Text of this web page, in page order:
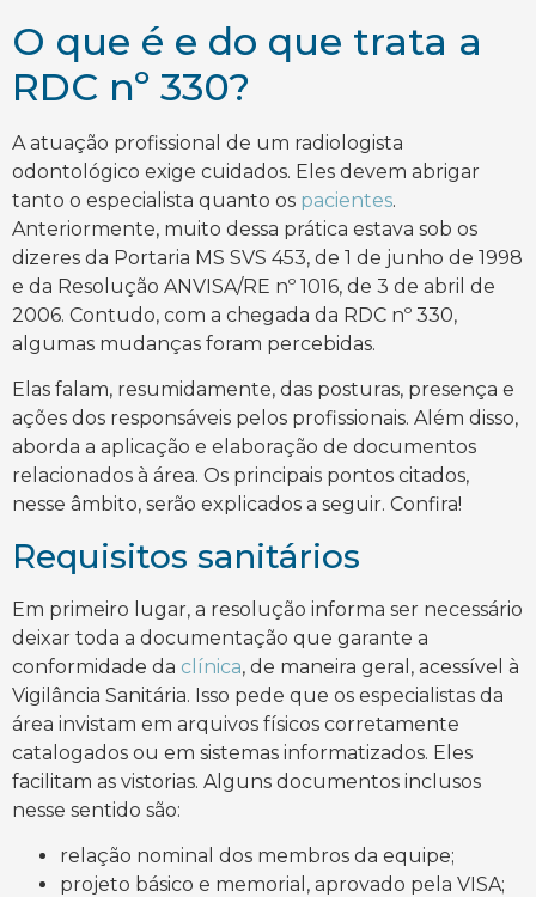
O que é e do que trata a
RDC nº 330?
A atuação profissional de um radiologista
odontológico exige cuidados. Eles devem abrigar
tanto o especialista quanto os pacientes.
Anteriormente, muito dessa prática estava sob os
dizeres da Portaria MS SVS 453, de 1 de junho de 1998
e da Resolução ANVISA/RE nº 1016, de 3 de abril de
2006. Contudo, com a chegada da RDC nº 330,
algumas mudanças foram percebidas.
Elas falam, resumidamente, das posturas, presença e
ações dos responsáveis pelos profissionais. Além disso,
aborda a aplicação e elaboração de documentos
relacionados à área. Os principais pontos citados,
nesse âmbito, serão explicados a seguir. Confira!
Requisitos sanitários
Em primeiro lugar, a resolução informa ser necessário
deixar toda a documentação que garante a
conformidade da clínica, de maneira geral, acessível à
Vigilância Sanitária. Isso pede que os especialistas da
área invistam em arquivos físicos corretamente
catalogados ou em sistemas informatizados. Eles
facilitam as vistorias. Alguns documentos inclusos
nesse sentido são:
relação nominal dos membros da equipe;
projeto básico e memorial, aprovado pela VISA;